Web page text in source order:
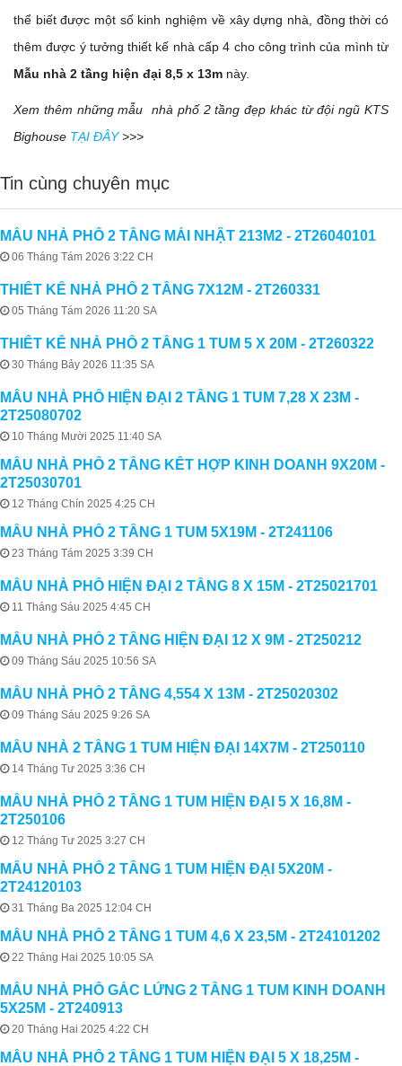
thể biết được một số kinh nghiệm về xây dựng nhà, đồng thời có
thêm được ý tưởng thiết kế nhà cấp 4 cho công trình của mình từ
Mẫu nhà 2 tầng hiện đại 8,5 x 13m này.
Xem thêm những mẫu nhà phố 2 tầng đẹp khác từ đội ngũ KTS
Bighouse TẠI ĐÂY>>>
Tin cùng chuyên mục
MẪU NHÀ PHỐ 2 TẦNG MÁI NHẬT 213M2 - 2T26040101
06 Tháng Tám 2026 3:22 CH
THIẾT KẾ NHÀ PHỐ 2 TẦNG 7X12M - 2T260331
05 Tháng Tám 2026 11:20 SA
THIẾT KẾ NHÀ PHỐ 2 TẦNG 1 TUM 5 X 20M - 2T260322
30 Tháng Bảy 2026 11:35 SA
MẪU NHÀ PHỐ HIỆN ĐẠI 2 TẦNG 1 TUM 7,28 X 23M -
2T25080702
10 Tháng Mười 2025 11:40 SA
MẪU NHÀ PHỐ 2 TẦNG KẾT HỢP KINH DOANH 9X20M -
2T25030701
12 Tháng Chín 2025 4:25 CH
MẪU NHÀ PHỐ 2 TẦNG 1 TUM 5X19M - 2T241106
23 Tháng Tám 2025 3:39 CH
MẪU NHÀ PHỐ HIỆN ĐẠI 2 TẦNG 8 X 15M - 2T25021701
11 Tháng Sáu 2025 4:45 CH
MẪU NHÀ PHỐ 2 TẦNG HIỆN ĐẠI 12 X 9M - 2T250212
09 Tháng Sáu 2025 10:56 SA
MẪU NHÀ PHỐ 2 TẦNG 4,554 X 13M - 2T25020302
09 Tháng Sáu 2025 9:26 SA
MẪU NHÀ 2 TẦNG 1 TUM HIỆN ĐẠI 14X7M - 2T250110
14 Tháng Tư 2025 3:36 CH
MẪU NHÀ PHỐ 2 TẦNG 1 TUM HIỆN ĐẠI 5 X 16,8M -
2T250106
12 Tháng Tư 2025 3:27 CH
MẪU NHÀ PHỐ 2 TẦNG 1 TUM HIỆN ĐẠI 5X20M -
2T24120103
31 Tháng Ba 2025 12:04 CH
MẪU NHÀ PHỐ 2 TẦNG 1 TUM 4,6 X 23,5M - 2T24101202
22 Tháng Hai 2025 10:05 SA
MẪU NHÀ PHỐ GÁC LỬNG 2 TẦNG 1 TUM KINH DOANH
5X25M - 2T240913
20 Tháng Hai 2025 4:22 CH
MẪU NHÀ PHỐ 2 TẦNG 1 TUM HIỆN ĐẠI 5 X 18,25M -